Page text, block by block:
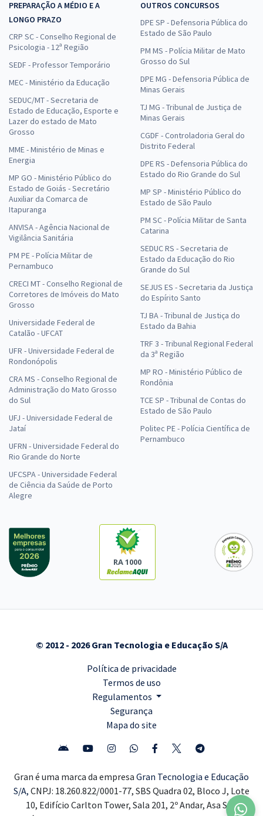
PREPARAÇÃO A MÉDIO E A
LONGO PRAZO
CRP SC - Conselho Regional de
Psicologia - 12ª Região
SEDF - Professor Temporário
MEC - Ministério da Educação
SEDUC/MT - Secretaria de
Estado de Educação, Esporte e
Lazer do estado de Mato
Grosso
MME - Ministério de Minas e
Energia
MP GO - Ministério Público do
Estado de Goiás - Secretário
Auxiliar da Comarca de
Itapuranga
ANVISA - Agência Nacional de
Vigilância Sanitária
PM PE - Polícia Militar de
Pernambuco
CRECI MT - Conselho Regional de
Corretores de Imóveis do Mato
Grosso
Universidade Federal de
Catalão - UFCAT
UFR - Universidade Federal de
Rondonópolis
CRA MS - Conselho Regional de
Administração do Mato Grosso
do Sul
UFJ - Universidade Federal de
Jataí
UFRN - Universidade Federal do
Rio Grande do Norte
UFCSPA - Universidade Federal
de Ciência da Saúde de Porto
Alegre
OUTROS CONCURSOS
DPE SP - Defensoria Pública do
Estado de São Paulo
PM MS - Polícia Militar de Mato
Grosso do Sul
DPE MG - Defensoria Pública de
Minas Gerais
TJ MG - Tribunal de Justiça de
Minas Gerais
CGDF - Controladoria Geral do
Distrito Federal
DPE RS - Defensoria Pública do
Estado do Rio Grande do Sul
MP SP - Ministério Público do
Estado de São Paulo
PM SC - Polícia Militar de Santa
Catarina
SEDUC RS - Secretaria de
Estado da Educação do Rio
Grande do Sul
SEJUS ES - Secretaria da Justiça
do Espírito Santo
TJ BA - Tribunal de Justiça do
Estado da Bahia
TRF 3 - Tribunal Regional Federal
da 3ª Região
MP RO - Ministério Público de
Rondônia
TCE SP - Tribunal de Contas do
Estado de São Paulo
Politec PE - Polícia Científica de
Pernambuco
RA 1000
© 2012 - 2026 Gran Tecnologia e Educação S/A
Política de privacidade
Termos de uso
Regulamentos
Segurança
Mapa do site
Gran é uma marca da empresa Gran Tecnologia e Educação
S/A, CNPJ: 18.260.822/0001-77, SBS Quadra 02, Bloco J, Lote
10, Edifício Carlton Tower, Sala 201, 2º Andar, Asa Sul,